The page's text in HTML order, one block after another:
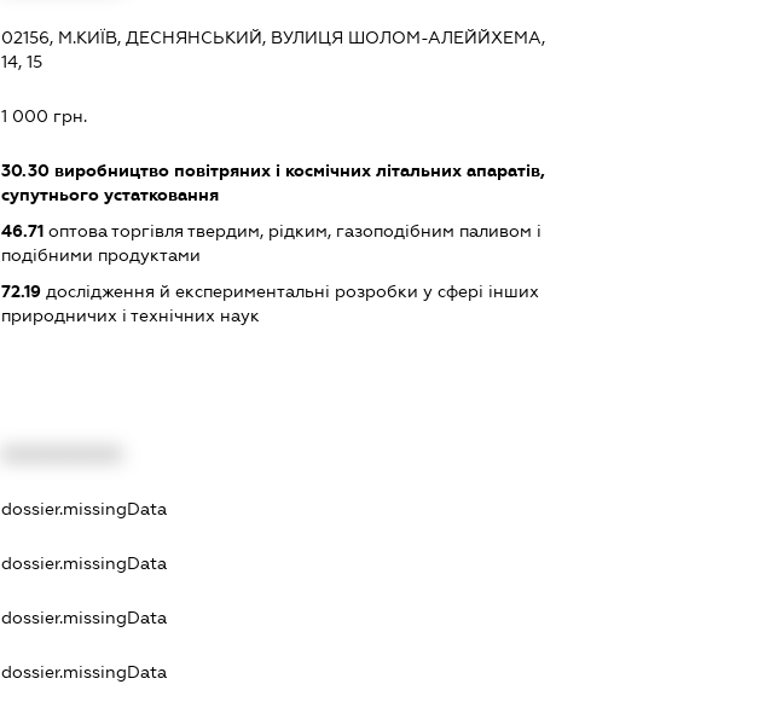
02156, М.КИЇВ, ДЕСНЯНСЬКИЙ, ВУЛИЦЯ ШОЛОМ-АЛЕЙЙХЕМА,
14, 15
1 000 грн.
30.30виробництво повітряних і космічних літальних апаратів,
супутнього устатковання
46.71оптова торгівля твердим, рідким, газоподібним паливом і
подібними продуктами
72.19дослідження й експериментальні розробки у сфері інших
природничих і технічних наук
dossier.missingData
dossier.missingData
dossier.missingData
dossier.missingData